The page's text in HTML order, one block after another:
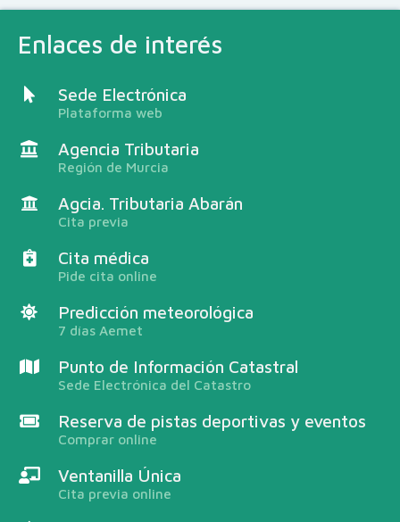
Enlaces de interés
Sede Electrónica
Plataforma web
Agencia Tributaria
Región de Murcia
Agcia. Tributaria Abarán
Cita previa
Cita médica
Pide cita online
Predicción meteorológica
7 días Aemet
Punto de Información Catastral
Sede Electrónica del Catastro
Reserva de pistas deportivas y eventos
Comprar online
Ventanilla Única
Cita previa online